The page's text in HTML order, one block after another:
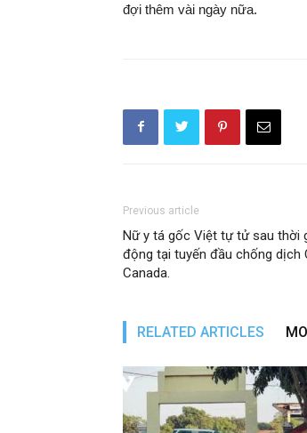
đợi thêm vài ngày nữa.
Previous article
Nữ y tá gốc Việt tự tử sau thời
động tại tuyến đầu chống dịch
Canada.
RELATED ARTICLES